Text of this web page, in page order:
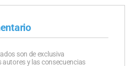
son de exclusiva
autores y las consecuencias